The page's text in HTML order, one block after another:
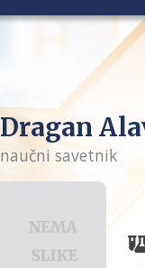
Dragan
naučni savetnik